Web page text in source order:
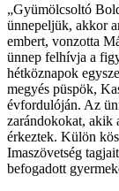
„Gyümölcsoltó
ünnepeljük, akkor
embert, vonzotta
ünnep felhívja a
hétköznapok
megyés püspök,
évfordulóján. Az
zarándokokat, akik
érkeztek. Külön
Imaszövetség
befogadott